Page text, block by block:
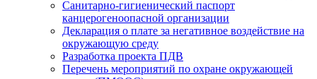
Санитарно-гигиенический паспорт
канцерогеноопасной организации
Декларация о плате за негативное воздействие на
окружающую среду
Разработка проекта ПДВ
Перечень мероприятий по охране окружающей